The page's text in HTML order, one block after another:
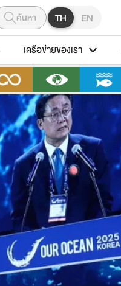
ค้นหา TH EN
เครือข่ายของเรา